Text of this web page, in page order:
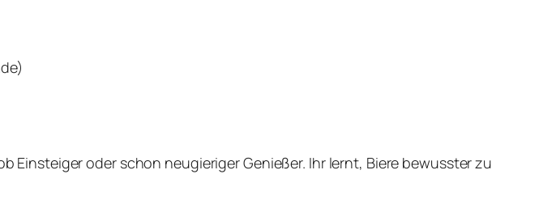
Einsteiger oder schon neugieriger Genießer. Ihr lernt, Biere bewusster zu